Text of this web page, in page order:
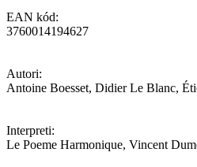
EAN kód:
3760014194627
Autori:
Antoine Boesset, Didier Le Blanc,
Interpreti:
Le Poeme Harmonique, Vincent